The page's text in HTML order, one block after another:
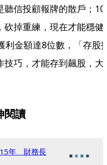
信投顧報牌的散戶；10
掉重練，現在才能穩健
利金額達8位數，「存股
技巧，才能存到飆股，大
閱讀
15年 財務長